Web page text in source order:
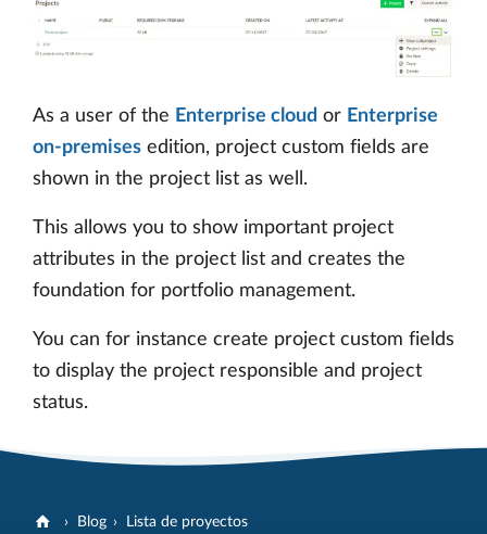
As a user of the Enterprise cloud or Enterprise
on-premises edition, project custom fields are
shown in the project list as well.
This allows you to show important project
attributes in the project list and creates the
foundation for portfolio management.
You can for instance create project custom fields
to display the project responsible and project
status.
Blog Lista de proyectos